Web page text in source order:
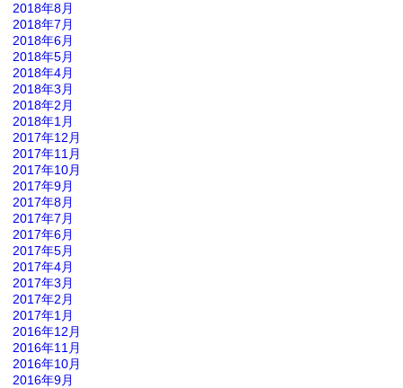
2018年8月
2018年7月
2018年6月
2018年5月
2018年4月
2018年3月
2018年2月
2018年1月
2017年12月
2017年11月
2017年10月
2017年9月
2017年8月
2017年7月
2017年6月
2017年5月
2017年4月
2017年3月
2017年2月
2017年1月
2016年12月
2016年11月
2016年10月
2016年9月